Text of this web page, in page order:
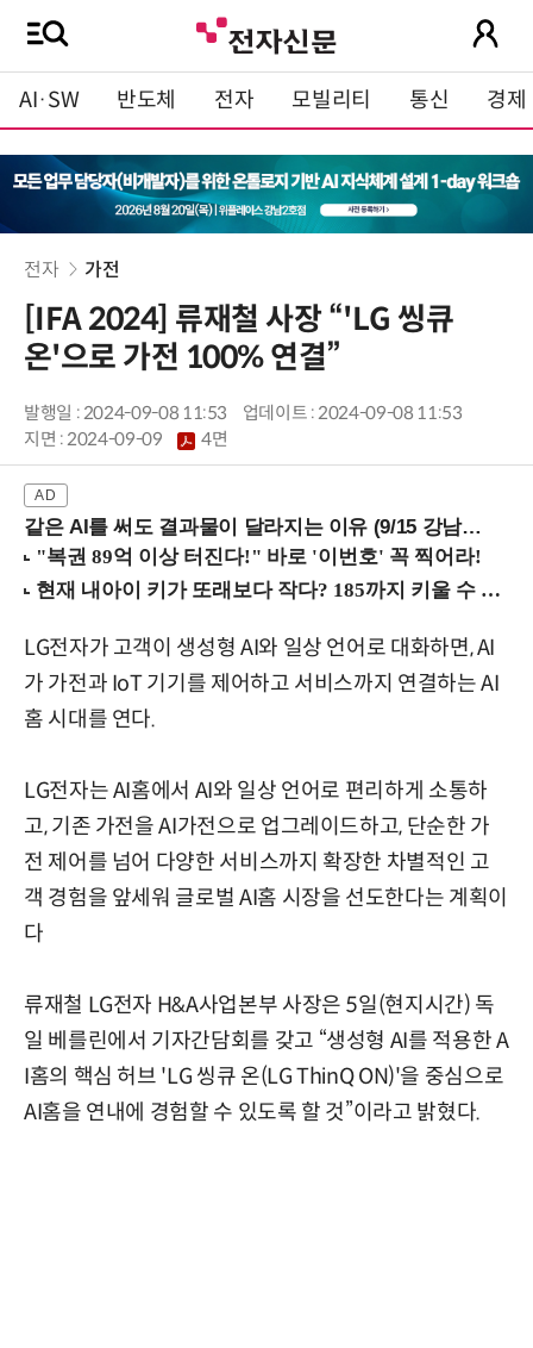
AI·SW 반도체 전자 모빌리티 통신 경제
전자 가전
[IFA 2024] 류재철 사장 “'LG 씽큐
온'으로 가전 100% 연결”
발행일 : 2024-09-08 11:53
업데이트 : 2024-09-08 11:53
지면 :2024-09-09 4면
같은 AI를 써도 결과물이 달라지는 이유 (9/15 강남역)
LG전자가 고객이 생성형 AI와 일상 언어로 대화하면, AI
가 가전과 IoT 기기를 제어하고 서비스까지 연결하는 AI
홈 시대를 연다.
LG전자는 AI홈에서 AI와 일상 언어로 편리하게 소통하
고, 기존 가전을 AI가전으로 업그레이드하고, 단순한 가
전 제어를 넘어 다양한 서비스까지 확장한 차별적인 고
객 경험을 앞세워 글로벌 AI홈 시장을 선도한다는 계획이
다
류재철 LG전자 H&A사업본부 사장은 5일(현지시간) 독
일 베를린에서 기자간담회를 갖고 “생성형 AI를 적용한 A
I홈의 핵심 허브 'LG 씽큐 온(LG ThinQ ON)'을 중심으로
AI홈을 연내에 경험할 수 있도록 할 것”이라고 밝혔다.